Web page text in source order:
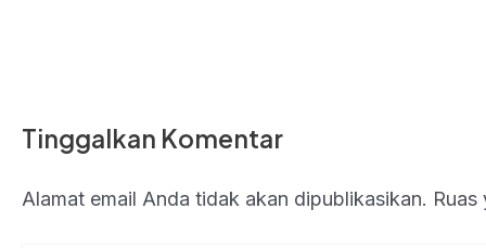
Tinggalkan Komentar
Alamat email Anda tidak akan dipublikasikan.